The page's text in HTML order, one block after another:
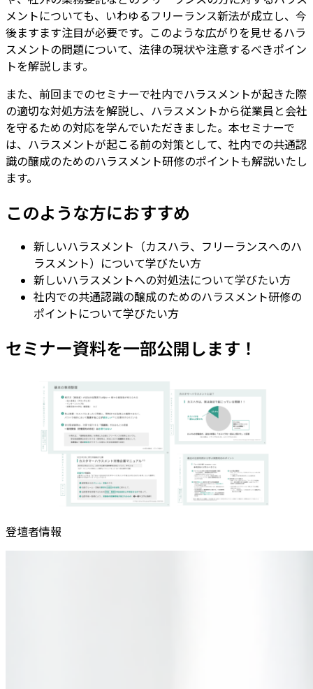
メントについても、いわゆるフリーランス新法が成立し、今
後ますます注目が必要です。このような広がりを見せるハラ
スメントの問題について、法律の現状や注意するべきポイン
トを解説します。
また、前回までのセミナーで社内でハラスメントが起きた際
の適切な対処方法を解説し、ハラスメントから従業員と会社
を守るための対応を学んでいただきました。本セミナーで
は、ハラスメントが起こる前の対策として、社内での共通認
識の醸成のためのハラスメント研修のポイントも解説いたし
ます。
このような方におすすめ
新しいハラスメント（カスハラ、フリーランスへのハ
ラスメント）について学びたい方
新しいハラスメントへの対処法について学びたい方
社内での共通認識の醸成のためのハラスメント研修の
ポイントについて学びたい方
セミナー資料を一部公開します！
登壇者情報